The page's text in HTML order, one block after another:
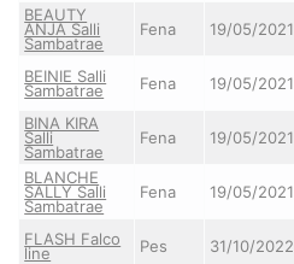
BEAUTY
ANJA Salli
Sambatrae
Fena 19/05/2021
BEINIE Salli
Sambatrae Fena 19/05/2021
BINA KIRA
Salli
Sambatrae
Fena 19/05/2021
BLANCHE
SALLY Salli
Sambatrae
Fena 19/05/2021
FLASH Falco
line Pes 31/10/2022